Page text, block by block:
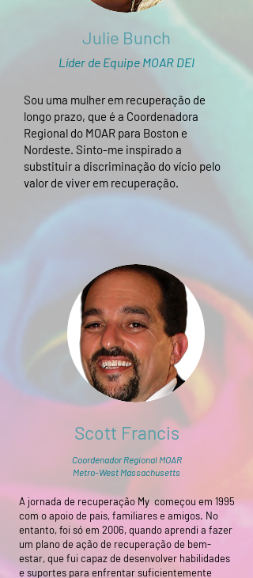
Julie Bunch
Líder de Equipe MOAR DEI
​Sou uma mulher em recuperação de
longo prazo, que é a Coordenadora
Regional do MOAR para Boston e
Nordeste. Sinto-me inspirado a
substituir a discriminação do vício pelo
valor de viver em recuperação.
Scott Francis
Coordenador Regional MOAR
Metro-West Massachusetts
A jornada de recuperação My começou em 1995
com o apoio de pais, familiares e amigos. No
entanto, foi só em 2006, quando aprendi a fazer
um plano de ação de recuperação de bem-
estar, que fui capaz de desenvolver habilidades
e suportes para enfrentar suficientemente